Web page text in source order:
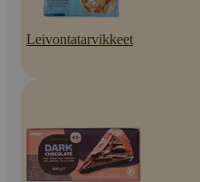
Leivontatarvikkeet